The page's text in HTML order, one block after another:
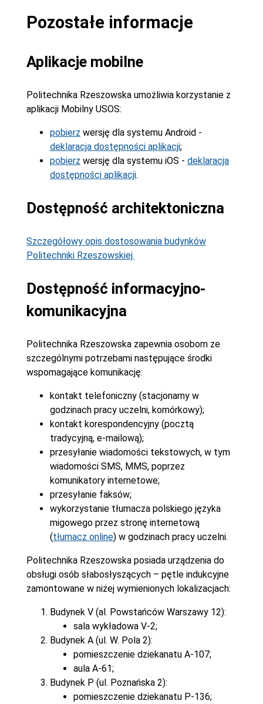
Pozostałe informacje
Aplikacje mobilne
Politechnika Rzeszowska umożliwia korzystanie z
aplikacji Mobilny USOS:
pobierz wersję dla systemu Android -
deklaracja dostępności aplikacji;
pobierz wersję dla systemu iOS - deklaracja
dostępności aplikacji.
Dostępność architektoniczna
Szczegółowy opis dostosowania budynków
Politechniki Rzeszowskiej.
Dostępność informacyjno-
komunikacyjna
Politechnika Rzeszowska zapewnia osobom ze
szczególnymi potrzebami następujące środki
wspomagające komunikację:
kontakt telefoniczny (stacjonarny w
godzinach pracy uczelni, komórkowy);
kontakt korespondencyjny (pocztą
tradycyjną, e-mailową);
przesyłanie wiadomości tekstowych, w tym
wiadomości SMS, MMS, poprzez
komunikatory internetowe;
przesyłanie faksów;
wykorzystanie tłumacza polskiego języka
migowego przez stronę internetową
(tłumacz online) w godzinach pracy uczelni.
Politechnika Rzeszowska posiada urządzenia do
obsługi osób słabosłyszących – pętle indukcyjne
zamontowane w niżej wymienionych lokalizacjach:
Budynek V (al. Powstańców Warszawy 12):
sala wykładowa V-2;
Budynek A (ul. W. Pola 2):
pomieszczenie dziekanatu A-107;
aula A-61;
Budynek P (ul. Poznańska 2):
pomieszczenie dziekanatu P-136;